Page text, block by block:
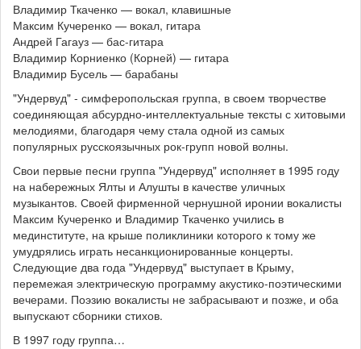
Владимир Ткаченко — вокал, клавишные
Максим Кучеренко — вокал, гитара
Андрей Гагауз — бас-гитара
Владимир Корниенко (Корней) — гитара
Владимир Бусель — барабаны
"Ундервуд" - симферопольская группа, в своем творчестве
соединяющая абсурдно-интеллектуальные тексты с хитовыми
мелодиями, благодаря чему стала одной из самых
популярных русскоязычных рок-групп новой волны.
Свои первые песни группа "Ундервуд" исполняет в 1995 году
на набережных Ялты и Алушты в качестве уличных
музыкантов. Своей фирменной чернушной иронии вокалисты
Максим Кучеренко и Владимир Ткаченко учились в
мединституте, на крыше поликлиники которого к тому же
умудрялись играть несанкционированные концерты.
Следующие два года "Ундервуд" выступает в Крыму,
перемежая электрическую программу акустико-поэтическими
вечерами. Поэзию вокалисты не забрасывают и позже, и оба
выпускают сборники стихов.
В 1997 году группа…